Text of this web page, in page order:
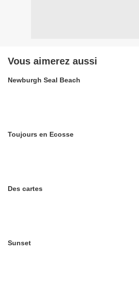
Vous aimerez aussi
Newburgh Seal Beach
Toujours en Ecosse
Des cartes
Sunset